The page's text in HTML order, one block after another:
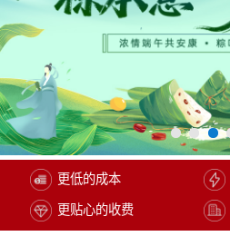
更低的成本
更贴心的收费